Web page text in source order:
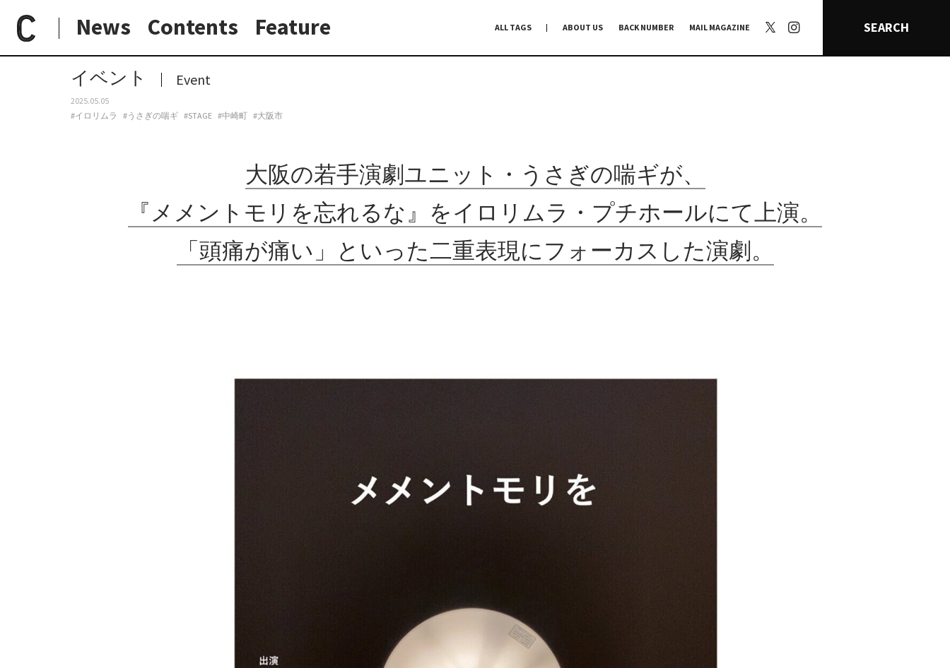
News Contents Feature ALL TAGS ABOUT US BACK NUMBER MAIL MAGAZINE SEARCH
日常と現場
paperC 今週のイベント
イベント Event
2025.05.05
#イロリムラ
#うさぎの喘ギ #STAGE #中崎町 #大阪市
大阪の若手演劇ユニット・うさぎの喘ギが、
『メメントモリを忘れるな』をイロリムラ・プチホールにて上演。
「頭痛が痛い」といった二重表現にフォーカスした演劇。